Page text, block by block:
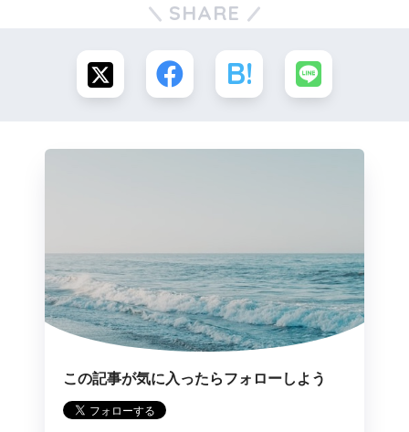
SHARE
この記事が気に入ったらフォローしよう